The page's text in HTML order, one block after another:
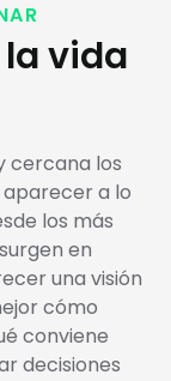
vida
cercana los
a lo
los más
en
una visión
cómo
conviene
decisiones